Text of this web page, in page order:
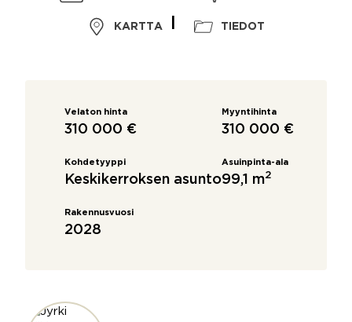
KARTTA TIEDOT
Velaton hinta
310 000 €
Myyntihinta
310 000 €
Kohdetyyppi
Keskikerroksen asunto
Asuinpinta-ala
99,1 m2
Rakennusvuosi
2028